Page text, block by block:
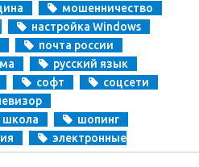
мошенничество
настройка Windows
почта россии
русский язык
софт
соцсети
школа
шопинг
электронные